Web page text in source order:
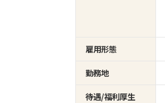
雇用形態
勤務地
待遇/福利厚生